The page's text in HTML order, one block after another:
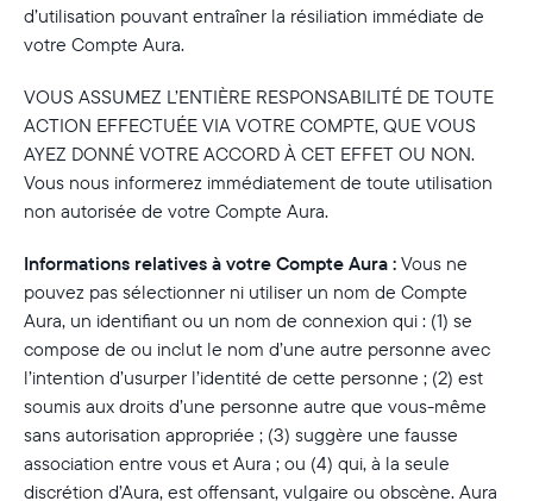
d’utilisation pouvant entraîner la résiliation immédiate de
votre Compte Aura.
VOUS ASSUMEZ L’ENTIÈRE RESPONSABILITÉ DE TOUTE
ACTION EFFECTUÉE VIA VOTRE COMPTE, QUE VOUS
AYEZ DONNÉ VOTRE ACCORD À CET EFFET OU NON.
Vous nous informerez immédiatement de toute utilisation
non autorisée de votre Compte Aura.
Informations relatives à votre Compte Aura : Vous ne
pouvez pas sélectionner ni utiliser un nom de Compte
Aura, un identifiant ou un nom de connexion qui : (1) se
compose de ou inclut le nom d’une autre personne avec
l’intention d’usurper l’identité de cette personne ; (2) est
soumis aux droits d’une personne autre que vous-même
sans autorisation appropriée ; (3) suggère une fausse
association entre vous et Aura ; ou (4) qui, à la seule
discrétion d’Aura, est offensant, vulgaire ou obscène. Aura